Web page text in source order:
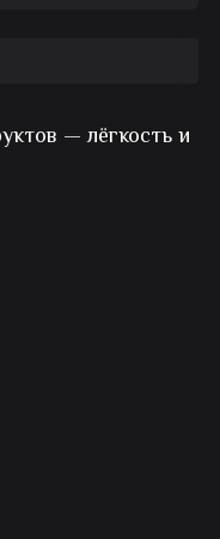
— лёгкость и